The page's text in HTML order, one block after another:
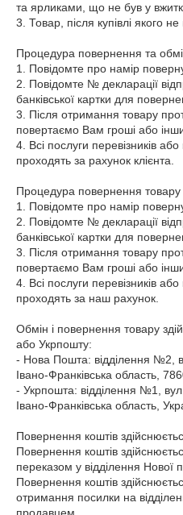
та ярликами, що не був у
3. Товар, після купівлі якого
Процедура повернення та
1. Повідомте про намір
2. Повідомте № декларації
банківської картки для
3. Після отримання товару
повертаємо Вам гроші або
4. Всі послуги перевізників або
проходять за рахунок клієнта.
Процедура повернення товару
1. Повідомте про намір
2. Повідомте № декларації
банківської картки для
3. Після отримання товару
повертаємо Вам гроші або
4. Всі послуги перевізників або
проходять за наш рахунок.
Обмін і повернення товару
або Укрпошту:
- Нова Пошта: відділення №2,
Івано-Франківська область,
- Укрпошта: відділення №1,
Івано-Франківська область,
Повернення коштів
Повернення коштів
переказом у відділення Нової
Повернення коштів
отримання посилки на